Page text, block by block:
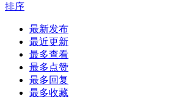
排序
最新发布
最近更新
最多查看
最多点赞
最多回复
最多收藏